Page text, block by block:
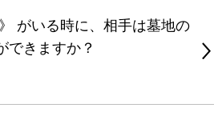
がいる時に、相手は墓地の
できますか？